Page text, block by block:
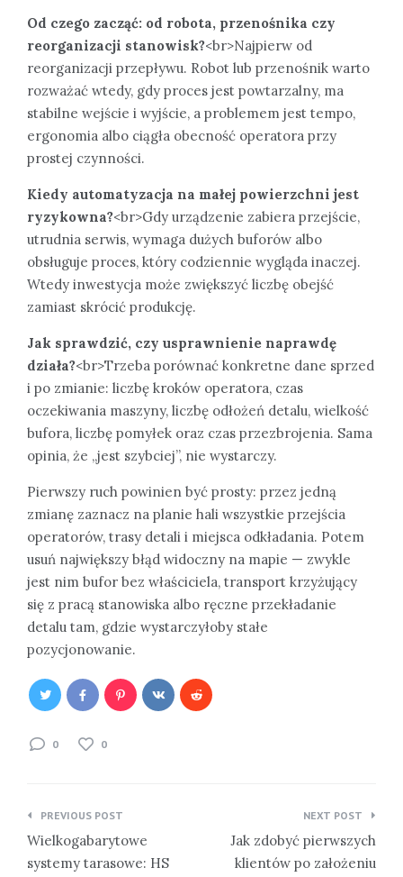
Od czego zacząć: od robota, przenośnika czy
reorganizacji stanowisk?<br>Najpierw od
reorganizacji przepływu. Robot lub przenośnik warto
rozważać wtedy, gdy proces jest powtarzalny, ma
stabilne wejście i wyjście, a problemem jest tempo,
ergonomia albo ciągła obecność operatora przy
prostej czynności.
Kiedy automatyzacja na małej powierzchni jest
ryzykowna?<br>Gdy urządzenie zabiera przejście,
utrudnia serwis, wymaga dużych buforów albo
obsługuje proces, który codziennie wygląda inaczej.
Wtedy inwestycja może zwiększyć liczbę obejść
zamiast skrócić produkcję.
Jak sprawdzić, czy usprawnienie naprawdę
działa?<br>Trzeba porównać konkretne dane sprzed
i po zmianie: liczbę kroków operatora, czas
oczekiwania maszyny, liczbę odłożeń detalu, wielkość
bufora, liczbę pomyłek oraz czas przezbrojenia. Sama
opinia, że „jest szybciej”, nie wystarczy.
Pierwszy ruch powinien być prosty: przez jedną
zmianę zaznacz na planie hali wszystkie przejścia
operatorów, trasy detali i miejsca odkładania. Potem
usuń największy błąd widoczny na mapie — zwykle
jest nim bufor bez właściciela, transport krzyżujący
się z pracą stanowiska albo ręczne przekładanie
detalu tam, gdzie wystarczyłoby stałe
pozycjonowanie.
0 0
Nawigacja
wpisu
PREVIOUS POST
Wielkogabarytowe
systemy tarasowe: HS
NEXT POST
Jak zdobyć pierwszych
klientów po założeniu